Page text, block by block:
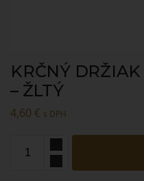
KRČNÝ
– ŽLTÝ
4,60 € s DPH